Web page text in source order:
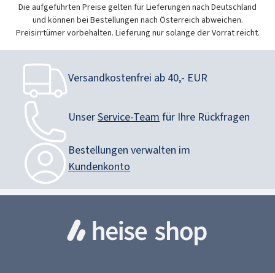
Die aufgeführten Preise gelten für Lieferungen nach Deutschland
und können bei Bestellungen nach Österreich abweichen.
Preisirrtümer vorbehalten. Lieferung nur solange der Vorrat reicht.
Versandkostenfrei ab 40,- EUR
UnserService-Team für Ihre Rückfragen
Bestellungen verwalten im
Kundenkonto